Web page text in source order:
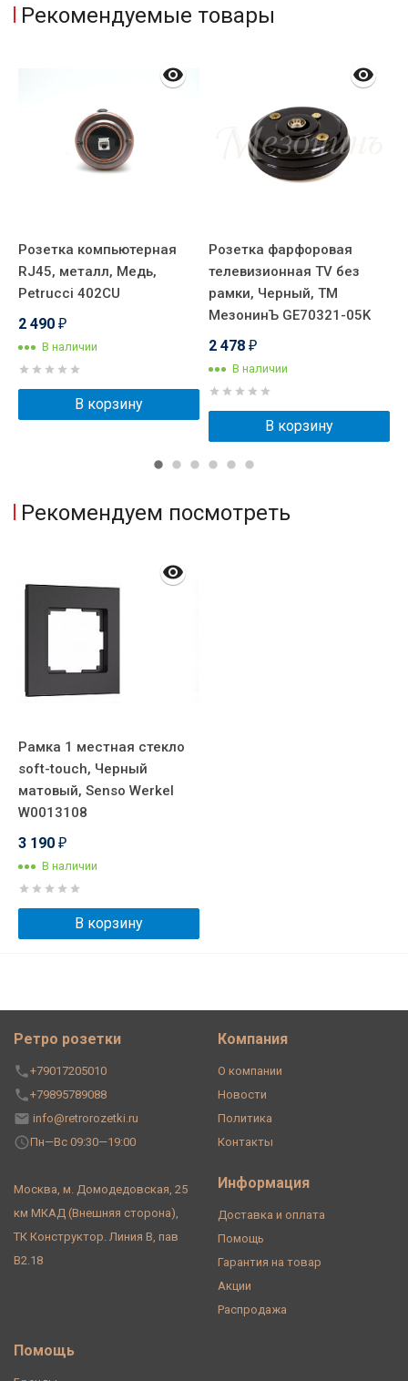
Рекомендуемые товары
Розетка компьютерная
RJ45, металл, Медь,
Petrucci 402CU
2 490 ₽
В наличии
В корзину
Розетка фарфоровая
телевизионная TV без
рамки, Черный, ТМ
МезонинЪ GE70321-05K
2 478 ₽
В наличии
В корзину
Рекомендуем посмотреть
Рамка 1 местная стекло
soft-touch, Черный
матовый, Senso Werkel
W0013108
3 190 ₽
В наличии
В корзину
Ретро розетки
+79017205010
+79895789088
info@retrorozetki.ru
Пн—Вс 09:30—19:00
Москва, м. Домодедовская, 25
км МКАД (Внешняя сторона),
ТК Конструктор. Линия В, пав
В2.18
Компания
О компании
Новости
Политика
Контакты
Информация
Доставка и оплата
Помощь
Гарантия на товар
Акции
Распродажа
Помощь